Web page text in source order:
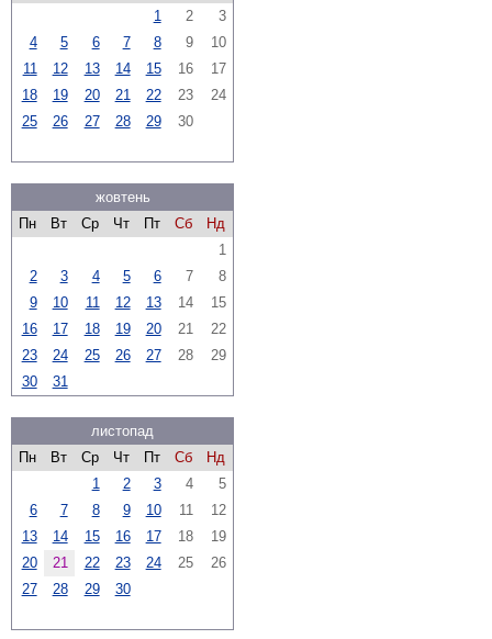
1
2
3
4
5 6 7 8 9
10
11
12 13 14 15 16
17
18
19 20 21 22 23
24
25
26 27 28 29 30
жовтень
Пн
Вт Ср Чт Пт Сб
Нд
1
2
3 4 5 6 7
8
9
10 11 12 13 14
15
16
17 18 19 20 21
22
23
24 25 26 27 28
29
30
31
листопад
Пн
Вт Ср Чт Пт Сб
Нд
1
2 3 4
5
6
7 8 9 10 11
12
13
14 15 16 17 18
19
20
21 22 23 24 25
26
27
28 29 30